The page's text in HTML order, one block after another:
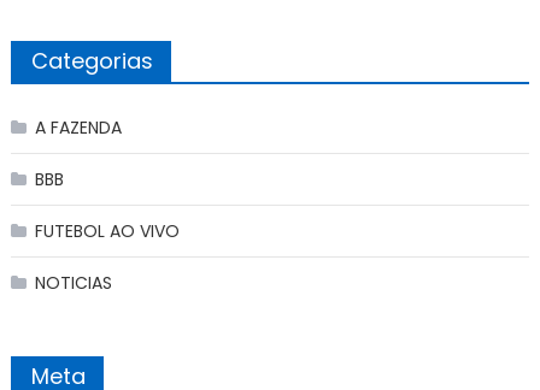
Categorias
A FAZENDA
BBB
FUTEBOL AO VIVO
NOTICIAS
Meta